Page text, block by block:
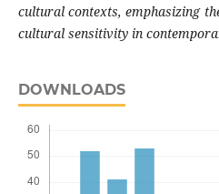
cultural contexts, emphasizing
cultural sensitivity in
DOWNLOADS